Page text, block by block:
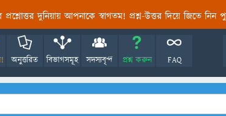
প্রশ্নোত্তর দুনিয়ায় আপনাকে স্বাগতম! প্রশ্ন-উত্তর দিয়ে জিতে নিন
অনুত্তরিত বিভাগসমূহ সদস্যবৃন্দ প্রশ্ন করুন FAQ